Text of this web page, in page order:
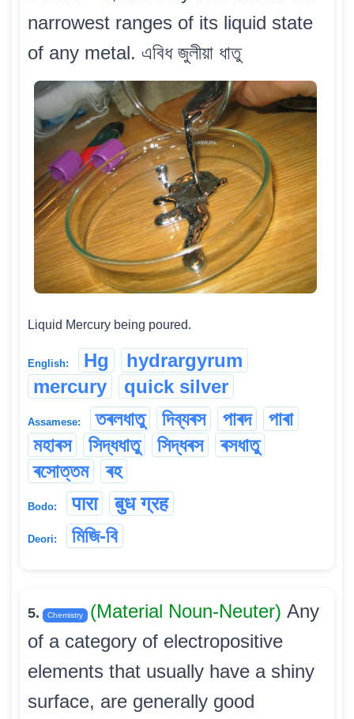
narrowest ranges of its liquid state
of any metal. এবিধ জুলীয়া ধাতু
Liquid Mercury being poured.
English: Hg
hydrargyrum
mercury
quick silver
Assamese: তৰলধাতু দিব্যৰস পাৰদ
পাৰা
মহাৰস
সিদ্ধধাতু সিদ্ধৰস
ৰসধাতু
ৰসোত্তম
ৰহ
Bodo: पारा बुध ग्रह
Deori: মিজি-বি
5. Chemistry (Material Noun-Neuter) Any
of a category of electropositive
elements that usually have a shiny
surface, are generally good